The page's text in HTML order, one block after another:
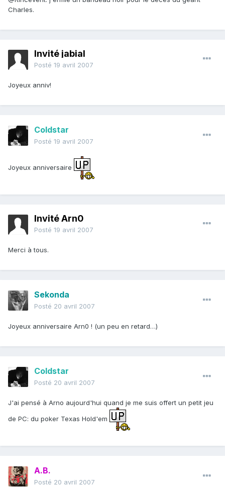
Charles.
Invité jabial
Posté 19 avril 2007
Joyeux anniv!
Coldstar
Posté 19 avril 2007
Joyeux anniversaire
Invité Arn0
Posté 19 avril 2007
Merci à tous.
Sekonda
Posté 20 avril 2007
Joyeux anniversaire Arn0 ! (un peu en retard…)
Coldstar
Posté 20 avril 2007
J'ai pensé à Arno aujourd'hui quand je me suis offert un petit jeu
de PC: du poker Texas Hold'em
A.B.
Posté 20 avril 2007